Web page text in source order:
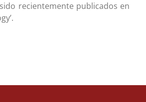
recientemente publicados en